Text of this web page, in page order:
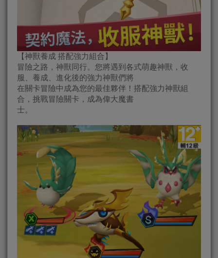
【神獸養成 搭配強力組合】
冒險之路，神獸同行。您將遇到各式萌趣神獸，收
服、養成、進化後的強力神獸們將
在關卡冒險中成為您的最佳夥伴！搭配強力神獸組
合，挑戰冒險關卡，成為偉大魔書
士。